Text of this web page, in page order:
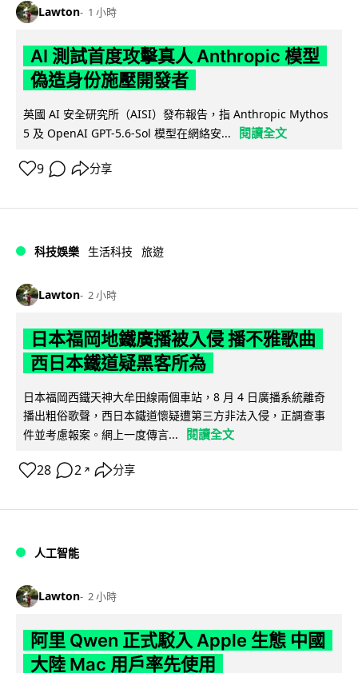
Lawton 1 小時
AI 測試首度攻擊真人 Anthropic 模型
偽造身份施壓開發者
英國 AI 安全研究所（AISI）發布報告，指 Anthropic Mythos
5 及 OpenAI GPT-5.6-Sol 模型在網絡安...
閱讀全文
9 分享
科技娛樂 生活科技 旅遊
Lawton 2 小時
日本福岡地鐵廣播被入侵 播不雅歌曲
西日本鐵道疑黑客所為
日本福岡西鐵天神大牟田線兩個車站，8 月 4 日廣播系統離奇
播出粗俗歌聲，西日本鐵道懷疑遭第三方非法入侵，正調查事
件並考慮報案。網上一度傳言...
閱讀全文
28 2 ↗ 分享
人工智能
Lawton 2 小時
阿里 Qwen 正式駁入 Apple 生態 中國
大陸 Mac 用戶率先使用